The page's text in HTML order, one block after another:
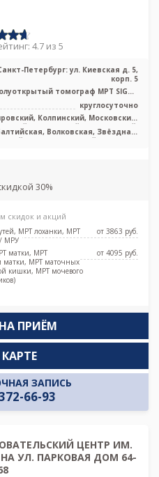
4.7 из 5
Петербург: ул. Киевская д. 5,
корп. 5
томограф МРТ SIGNA
...
круглосуточно
Колпинский, Московский,
Пушкинский, Фрунзенский,
Лен. область
Волковская, Звёздная,
завод, Ленинский проспект,
Электросила, Дунайская,
Боровая, Заставская, Броневая
30%
скидок и акций
МРТ лоханки, МРТ
/ МРУ
от 3863 pуб.
матки, МРТ
матки, МРТ маточных
кишки, МРТ мочевого
от 4095 pуб.
ПРИЁМ
ЗАПИСЬ
66-93
ЦЕНТР ИМ.
УЛ. ПАРКОВАЯ ДОМ 64-